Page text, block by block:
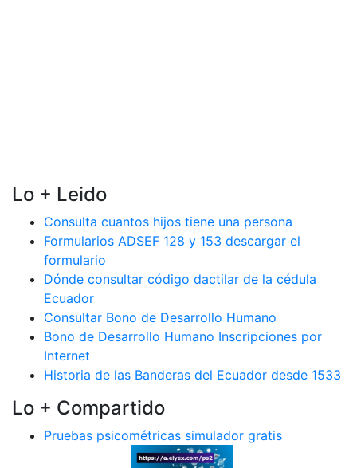
Lo + Leido
Consulta cuantos hijos tiene una persona
Formularios ADSEF 128 y 153 descargar el
formulario
Dónde consultar código dactilar de la cédula
Ecuador
Consultar Bono de Desarrollo Humano
Bono de Desarrollo Humano Inscripciones por
Internet
Historia de las Banderas del Ecuador desde 1533
Lo + Compartido
Pruebas psicométricas simulador gratis